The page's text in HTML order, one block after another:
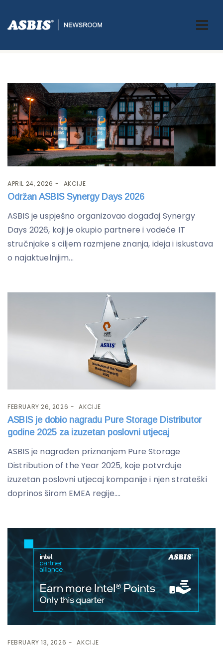
Category: akcije
APRIL 24, 2026 AKCIJE
Održan ASBIS Synergy Days 2026
ASBIS je uspješno organizovao događaj Synergy
Days 2026, koji je okupio partnere i vodeće IT
stručnjake s ciljem razmjene znanja, ideja i iskustava
o najaktuelnijim...
FEBRUARY 26, 2026 AKCIJE
ASBIS je dobio nagradu Pure Storage Distributor
godine 2025 za izuzetan poslovni utjecaj
ASBIS je nagrađen priznanjem Pure Storage
Distribution of the Year 2025, koje potvrđuje
izuzetan poslovni utjecaj kompanije i njen strateški
doprinos širom EMEA regije....
FEBRUARY 13, 2026 AKCIJE